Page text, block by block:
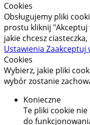
Cookies
Obsługujemy pliki
prostu kliknij "Akceptuj
jakie chcesz
Ustawienia Zaakceptuj
Cookies
Wybierz, jakie pliki
wybór zostanie
Konieczne
Te pliki cookie
do